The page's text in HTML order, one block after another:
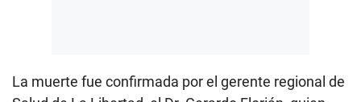
La muerte fue confirmada por el gerente regional de